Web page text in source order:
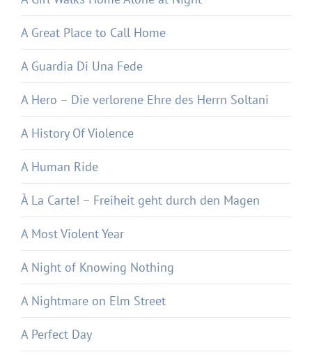
A Great Place to Call Home
A Guardia Di Una Fede
A Hero – Die verlorene Ehre des Herrn Soltani
A History Of Violence
A Human Ride
À La Carte! – Freiheit geht durch den Magen
A Most Violent Year
A Night of Knowing Nothing
A Nightmare on Elm Street
A Perfect Day